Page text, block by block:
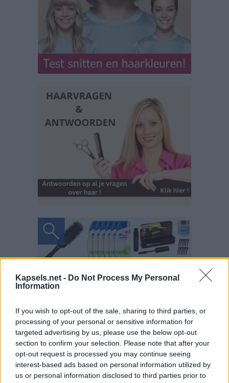
Kapsels.net - Do Not Process My Personal
Information
If you wish to opt-out of the sale, sharing to third parties, or
processing of your personal or sensitive information for
targeted advertising by us, please use the below opt-out
section to confirm your selection. Please note that after your
opt-out request is processed you may continue seeing
interest-based ads based on personal information utilized by
us or personal information disclosed to third parties prior to